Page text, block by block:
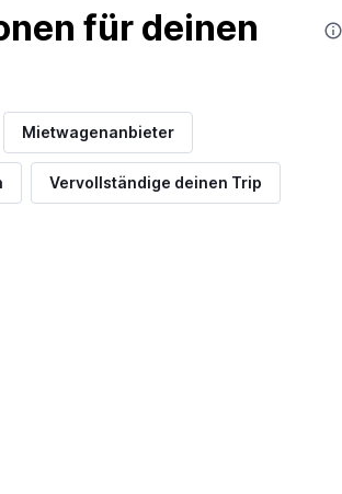
für deinen
Mietwagenanbieter
Vervollständige deinen Trip